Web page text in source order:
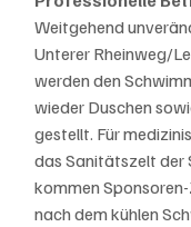
Weitgehend
Unterer Rheinweg/
werden den
wieder Duschen
gestellt. Für
das Sanitätszelt der
kommen
nach dem kühlen